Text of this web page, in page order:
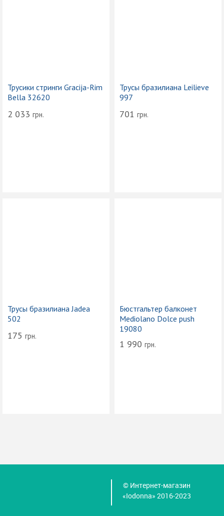
Трусики стринги Gracija-Rim
Bella 32620
2 033 грн.
Трусы бразилиана Leilieve
997
701 грн.
Трусы бразилиана Jadea
502
175 грн.
Бюстгальтер балконет
Mediolano Dolce push
19080
1 990 грн.
© Интернет-магазин
«Iodonna» 2016-2023